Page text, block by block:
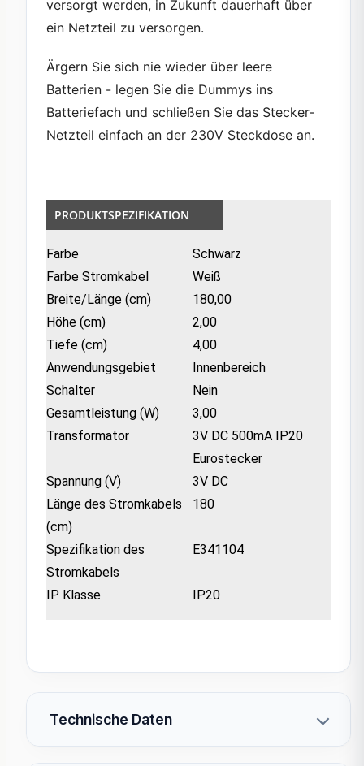
versorgt werden, in Zukunft dauerhaft über
ein Netzteil zu versorgen.
Ärgern Sie sich nie wieder über leere
Batterien - legen Sie die Dummys ins
Batteriefach und schließen Sie das Stecker-
Netzteil einfach an der 230V Steckdose an.
PRODUKTSPEZIFIKATION
Farbe
Schwarz
Farbe Stromkabel
Weiß
Breite/Länge (cm)
180,00
Höhe (cm)
2,00
Tiefe (cm)
4,00
Anwendungsgebiet
Innenbereich
Schalter
Nein
Gesamtleistung (W)
3,00
Transformator
3V DC 500mA IP20
Eurostecker
Spannung (V)
3V DC
Länge des Stromkabels
(cm)
180
Spezifikation des
Stromkabels
E341104
IP Klasse IP20
Technische Daten